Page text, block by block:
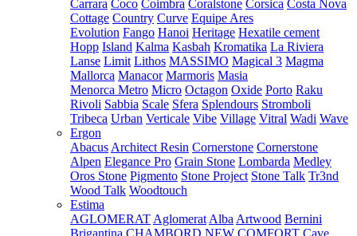
Carrara Coco Coimbra Coralstone Corsica Costa Nova
Cottage Country Curve Equipe Ares
Evolution Fango Hanoi Heritage Hexatile cement
Hopp Island Kalma Kasbah Kromatika La Riviera
Lanse Limit Lithos MASSIMO Magical 3 Magma
Mallorca Manacor Marmoris Masia
Menorca Metro Micro Octagon Oxide Porto Raku
Rivoli Sabbia Scale Sfera Splendours Stromboli
Tribeca Urban Verticale Vibe Village Vitral Wadi Wave
Ergon
Abacus Architect Resin Cornerstone Cornerstone
Alpen Elegance Pro Grain Stone Lombarda Medley
Oros Stone Pigmento Stone Project Stone Talk Tr3nd
Wood Talk Woodtouch
Estima
AGLOMERAT Aglomerat Alba Artwood Bernini